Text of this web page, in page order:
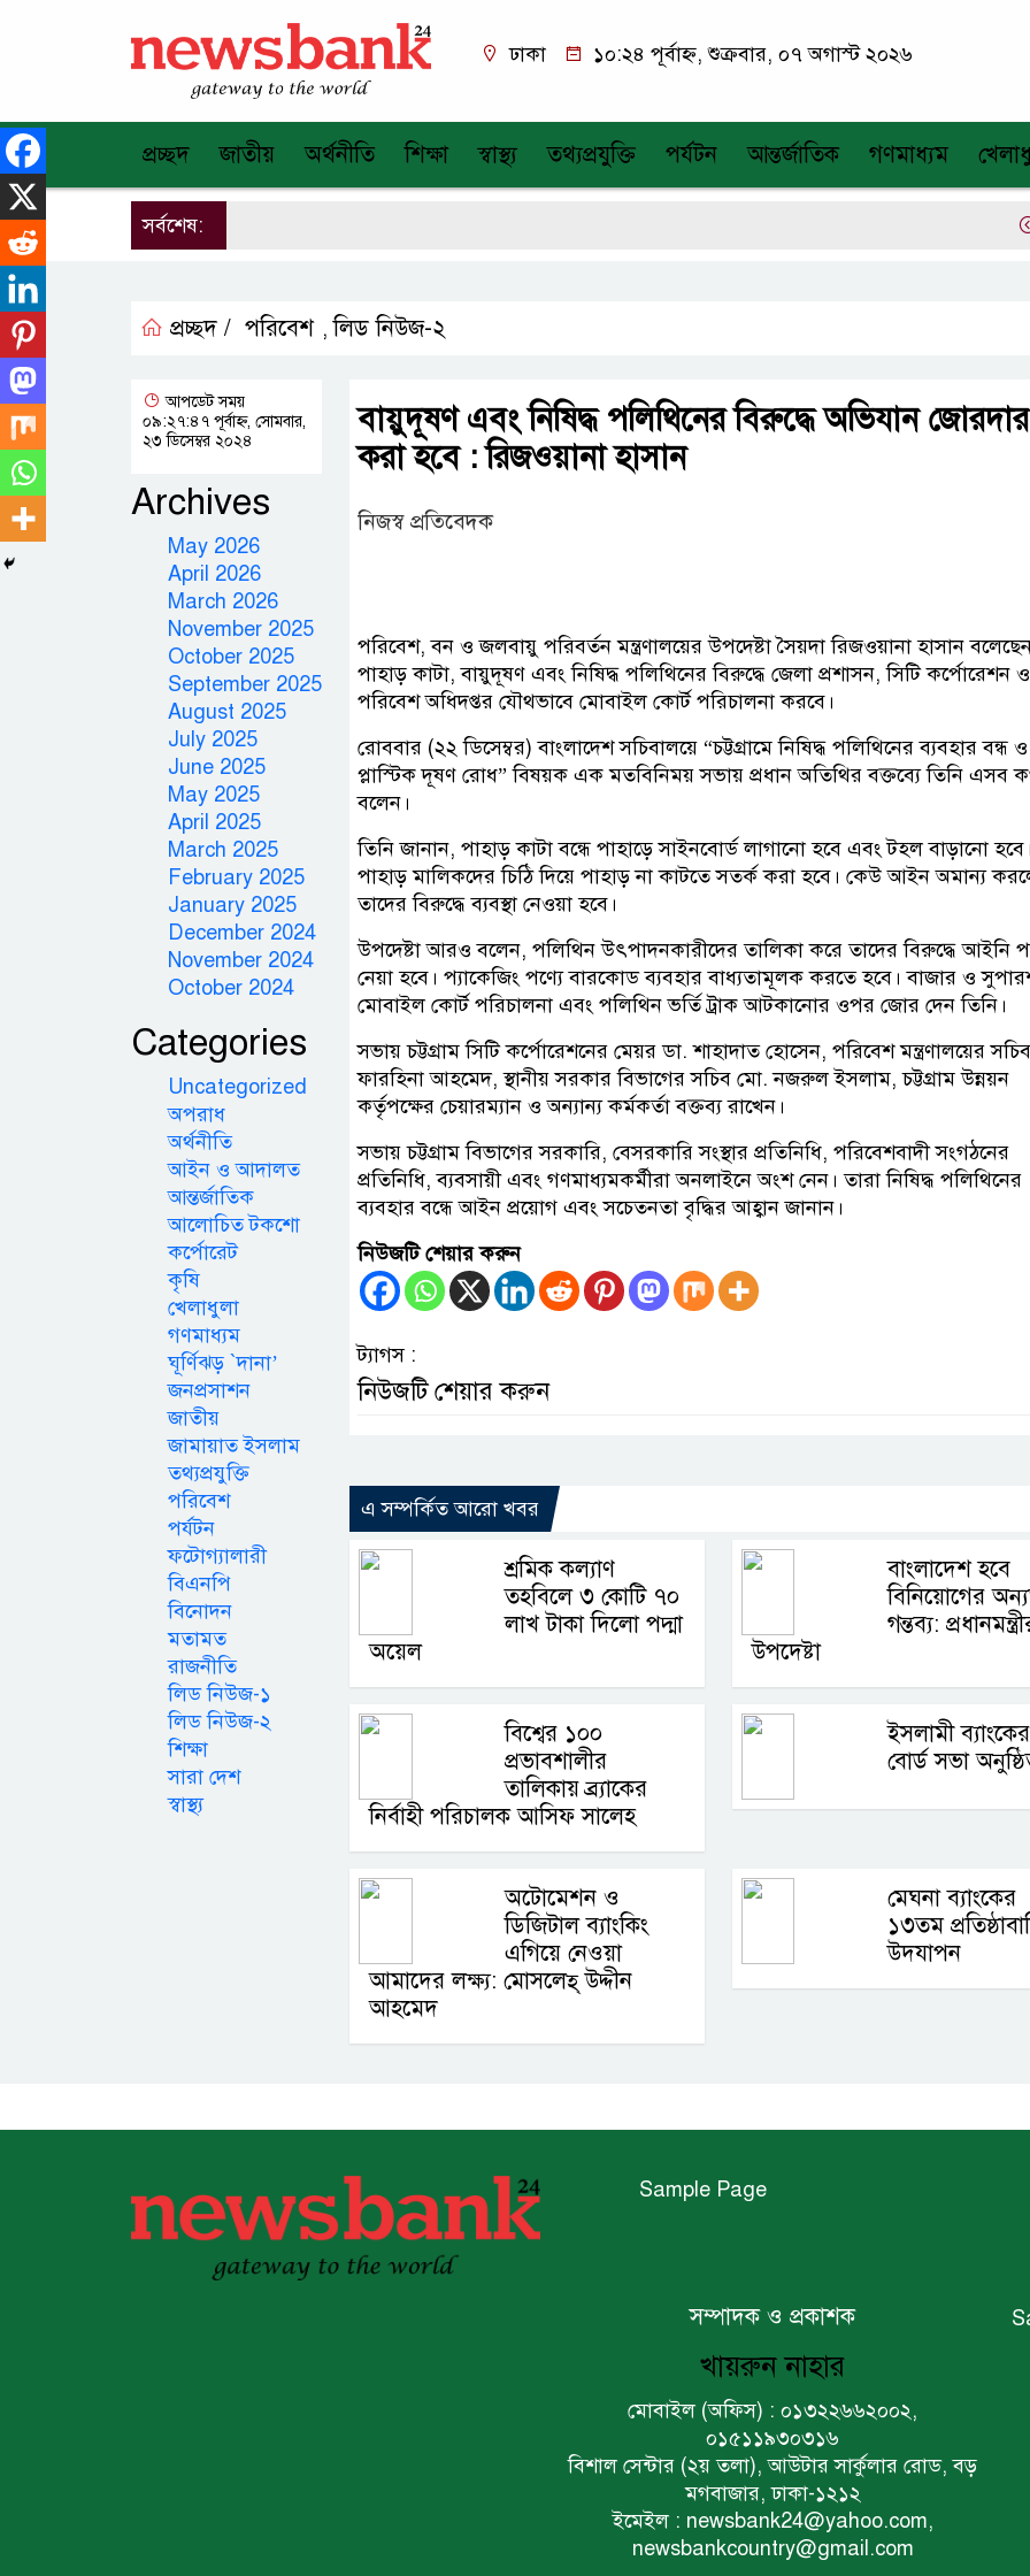
ঢাকা ১০:২৪ পূর্বাহ্ন, শুক্রবার, ০৭ অগাস্ট ২০২৬
প্রচ্ছদ জাতীয় অর্থনীতি শিক্ষা স্বাস্থ্য তথ্যপ্রযুক্তি পর্যটন আন্তর্জাতিক গণমাধ্যম
সর্বশেষ:
প্রচ্ছদ / পরিবেশ ,লিড নিউজ-২
বায়ুদূষণ এবং নিষিদ্ধ পলিথিনের বিরুদ্ধে অভিযান জোরদার
করা হবে : রিজওয়ানা হাসান
নিজস্ব প্রতিবেদক
পরিবেশ, বন ও জলবায়ু পরিবর্তন মন্ত্রণালয়ের উপদেষ্টা সৈয়দা রিজওয়ানা হাসান
পাহাড় কাটা, বায়ুদূষণ এবং নিষিদ্ধ পলিথিনের বিরুদ্ধে জেলা প্রশাসন, সিটি কর্পোরেশন ও
পরিবেশ অধিদপ্তর যৌথভাবে মোবাইল কোর্ট পরিচালনা করবে।
রোববার (২২ ডিসেম্বর) বাংলাদেশ সচিবালয়ে “চট্টগ্রামে নিষিদ্ধ পলিথিনের ব্যবহার বন্ধ ও
প্লাস্টিক দূষণ রোধ” বিষয়ক এক মতবিনিময় সভায় প্রধান অতিথির বক্তব্যে তিনি এসব
বলেন।
তিনি জানান, পাহাড় কাটা বন্ধে পাহাড়ে সাইনবোর্ড লাগানো হবে এবং টহল বাড়ানো হবে।
পাহাড় মালিকদের চিঠি দিয়ে পাহাড় না কাটতে সতর্ক করা হবে। কেউ আইন অমান্য
তাদের বিরুদ্ধে ব্যবস্থা নেওয়া হবে।
উপদেষ্টা আরও বলেন, পলিথিন উৎপাদনকারীদের তালিকা করে তাদের বিরুদ্ধে আইনি
নেয়া হবে। প্যাকেজিং পণ্যে বারকোড ব্যবহার বাধ্যতামূলক করতে হবে। বাজার ও
মোবাইল কোর্ট পরিচালনা এবং পলিথিন ভর্তি ট্রাক আটকানোর ওপর জোর দেন তিনি।
সভায় চট্টগ্রাম সিটি কর্পোরেশনের মেয়র ডা. শাহাদাত হোসেন, পরিবেশ মন্ত্রণালয়ের
ফারহিনা আহমেদ, স্থানীয় সরকার বিভাগের সচিব মো. নজরুল ইসলাম, চট্টগ্রাম উন্নয়ন
কর্তৃপক্ষের চেয়ারম্যান ও অন্যান্য কর্মকর্তা বক্তব্য রাখেন।
সভায় চট্টগ্রাম বিভাগের সরকারি, বেসরকারি সংস্থার প্রতিনিধি, পরিবেশবাদী সংগঠনের
প্রতিনিধি, ব্যবসায়ী এবং গণমাধ্যমকর্মীরা অনলাইনে অংশ নেন। তারা নিষিদ্ধ পলিথিনের
ব্যবহার বন্ধে আইন প্রয়োগ এবং সচেতনতা বৃদ্ধির আহ্বান জানান।
নিউজটি শেয়ার করুন
ট্যাগস :
নিউজটি শেয়ার করুন
এ সম্পর্কিত আরো খবর
শ্রমিক কল্যাণ
তহবিলে ৩ কোটি ৭০
লাখ টাকা দিলো পদ্মা
অয়েল
বাংলাদেশ হবে
বিনিয়োগের
গন্তব্য:
উপদেষ্টা
বিশ্বের ১০০
প্রভাবশালীর
তালিকায় ব্র্যাকের
নির্বাহী পরিচালক আসিফ সালেহ
ইসলামী ব্যাংকের
বোর্ড সভা
অটোমেশন ও
ডিজিটাল ব্যাংকিং
এগিয়ে নেওয়া
আমাদের লক্ষ্য: মোসলেহ্‌ উদ্দীন
আহমেদ
মেঘনা ব্যাংকের
১৩তম
উদযাপন
আপডেট সময়
০৯:২৭:৪৭ পূর্বাহ্ন, সোমবার,
২৩ ডিসেম্বর ২০২৪
Archives
May 2026
April 2026
March 2026
November 2025
October 2025
September 2025
August 2025
July 2025
June 2025
May 2025
April 2025
March 2025
February 2025
January 2025
December 2024
November 2024
October 2024
Categories
Uncategorized
অপরাধ
অর্থনীতি
আইন ও আদালত
আন্তর্জাতিক
আলোচিত টকশো
কর্পোরেট
কৃষি
খেলাধুলা
গণমাধ্যম
ঘূর্ণিঝড় `দানা’
জনপ্রসাশন
জাতীয়
জামায়াত ইসলাম
তথ্যপ্রযুক্তি
পরিবেশ
পর্যটন
ফটোগ্যালারী
বিএনপি
বিনোদন
মতামত
রাজনীতি
লিড নিউজ-১
লিড নিউজ-২
শিক্ষা
সারা দেশ
স্বাস্থ্য
Sample Page
সম্পাদক ও প্রকাশক
খায়রুন নাহার
মোবাইল (অফিস) : ০১৩২২৬৬২০০২,
০১৫১১৯৩০৩১৬
বিশাল সেন্টার (২য় তলা), আউটার সার্কুলার রোড, বড়
মগবাজার, ঢাকা-১২১২
ইমেইল : newsbank24@yahoo.com,
newsbankcountry@gmail.com